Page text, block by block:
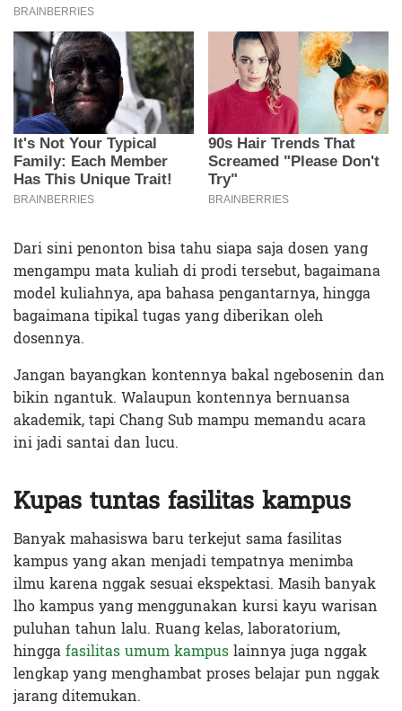
Dari sini penonton bisa tahu siapa saja dosen yang
mengampu mata kuliah di prodi tersebut, bagaimana
model kuliahnya, apa bahasa pengantarnya, hingga
bagaimana tipikal tugas yang diberikan oleh
dosennya.
Jangan bayangkan kontennya bakal ngebosenin dan
bikin ngantuk. Walaupun kontennya bernuansa
akademik, tapi Chang Sub mampu memandu acara
ini jadi santai dan lucu.
Kupas tuntas fasilitas kampus
Banyak mahasiswa baru terkejut sama fasilitas
kampus yang akan menjadi tempatnya menimba
ilmu karena nggak sesuai ekspektasi. Masih banyak
lho kampus yang menggunakan kursi kayu warisan
puluhan tahun lalu. Ruang kelas, laboratorium,
hinggafasilitas umum kampuslainnya juga nggak
lengkap yang menghambat proses belajar pun nggak
jarang ditemukan.